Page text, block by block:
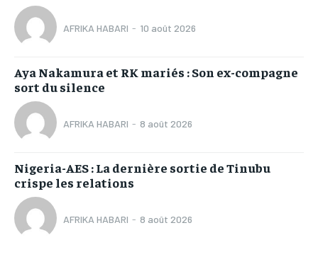
AFRIKA HABARI - 10 août 2026
Aya Nakamura et RK mariés : Son ex-compagne
sort du silence
AFRIKA HABARI - 8 août 2026
Nigeria-AES : La dernière sortie de Tinubu
crispe les relations
AFRIKA HABARI - 8 août 2026